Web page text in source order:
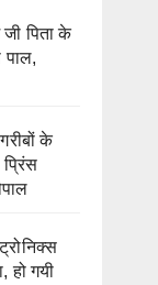
पिता के
पाल,
के
हो गयी